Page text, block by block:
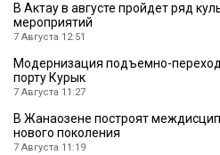
В Актау в августе пройдет ряд
мероприятий
7 Августа 12:51
Модернизация подъемно-
порту Курык
7 Августа 11:27
В Жанаозене построят
нового поколения
7 Августа 11:19